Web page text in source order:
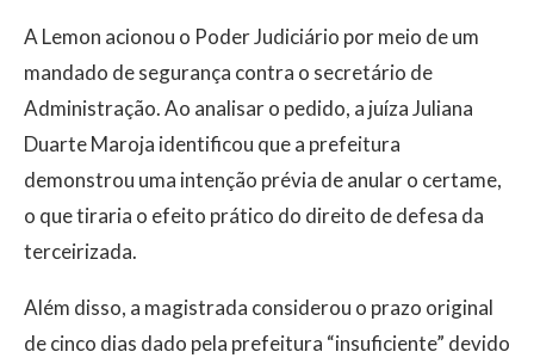
A Lemon acionou o Poder Judiciário por meio de um
mandado de segurança contra o secretário de
Administração. Ao analisar o pedido, a juíza Juliana
Duarte Maroja identificou que a prefeitura
demonstrou uma intenção prévia de anular o certame,
o que tiraria o efeito prático do direito de defesa da
terceirizada.
Além disso, a magistrada considerou o prazo original
de cinco dias dado pela prefeitura “insuficiente” devido